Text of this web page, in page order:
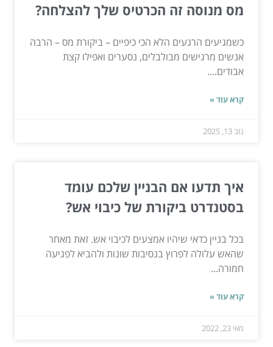
מס מנוסה זה הכרטיס שלך להצלחה?
כשמגיעים הרגעים הלא הכי כיפיים – ביקורת מס – הרבה
אנשים מרגישים מבולבלים, נסערים ואפילו קצת
אבודים....
קרא עוד »
נוב 13, 2025
איך תדעו אם הבניין שלכם עומד
בסטנדרט ביקורת של כיבוי אש?
בכל בניין כדאי שיהיו אמצעים לכיבוי אש. זאת מאחר
שהאש עלולה לפרוץ בנסיבות שונות ולהביא לפגיעה
חמורה...
קרא עוד »
מאי 23, 2022